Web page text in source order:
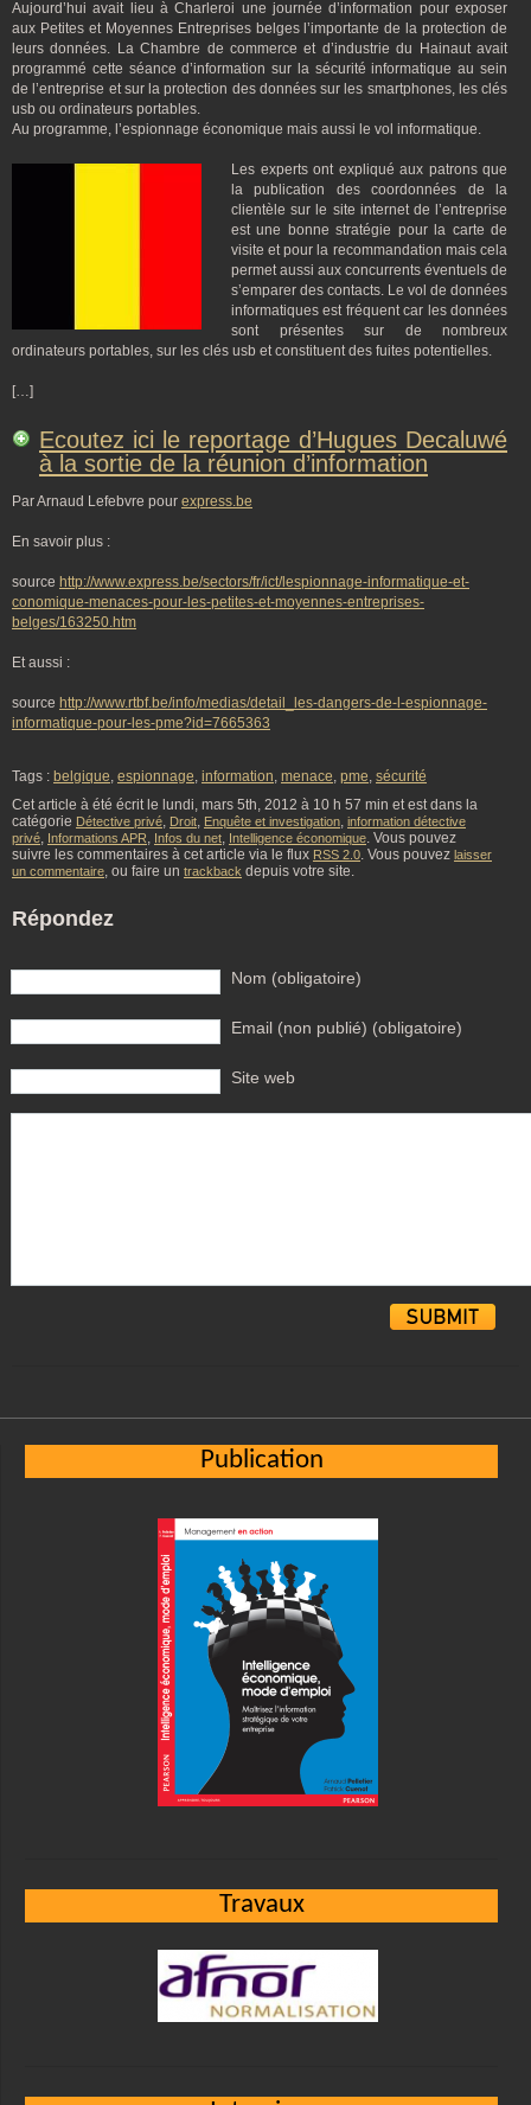
Aujourd’hui avait lieu à Charleroi une journée d’information pour exposer
aux Petites et Moyennes Entreprises belges l’importante de la protection de
leurs données. La Chambre de commerce et d’industrie du Hainaut avait
programmé cette séance d’information sur la sécurité informatique au sein
de l’entreprise et sur la protection des données sur les smartphones, les clés
usb ou ordinateurs portables.
Au programme, l’espionnage économique mais aussi le vol informatique.
Les experts ont expliqué aux patrons que
la publication des coordonnées de la
clientèle sur le site internet de l’entreprise
est une bonne stratégie pour la carte de
visite et pour la recommandation mais cela
permet aussi aux concurrents éventuels de
s’emparer des contacts. Le vol de données
informatiques est fréquent car les données
sont présentes sur de nombreux
ordinateurs portables, sur les clés usb et constituent des fuites potentielles.
[…]
Ecoutez ici le reportage d’Hugues Decaluwé
à la sortie de la réunion d’information
Par Arnaud Lefebvre pour express.be
En savoir plus :
source http://www.express.be/sectors/fr/ict/lespionnage-informatique-et-
conomique-menaces-pour-les-petites-et-moyennes-entreprises-
belges/163250.htm
Et aussi :
source http://www.rtbf.be/info/medias/detail_les-dangers-de-l-espionnage-
informatique-pour-les-pme?id=7665363
Tags : belgique, espionnage, information, menace, pme, sécurité
Cet article à été écrit le lundi, mars 5th, 2012 à 10 h 57 min et est dans la
catégorie Détective privé, Droit, Enquête et investigation, information détective
privé, Informations APR, Infos du net, Intelligence économique. Vous pouvez
suivre les commentaires à cet article via le flux RSS 2.0. Vous pouvez laisser
un commentaire, ou faire un trackback depuis votre site.
Répondez
Nom (obligatoire)
Email (non publié) (obligatoire)
Site web
Publication
Travaux